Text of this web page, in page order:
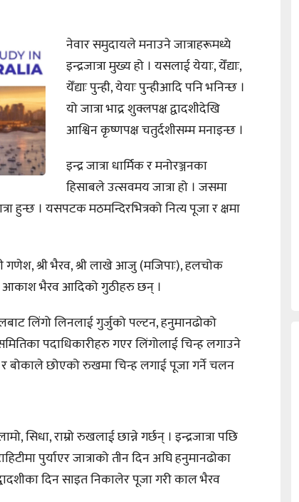
नेवार समुदायले मनाउने जात्राहरूमध्ये
इन्द्रजात्रा मुख्य हो । यसलाई येयाः, येँद्याः,
येँद्याः पुन्ही, येयाः पुन्हीआदि पनि भनिन्छ ।
यो जात्रा भाद्र शुक्लपक्ष द्वादशीदेखि
आश्विन कृष्णपक्ष चतुर्दशीसम्म मनाइन्छ ।
इन्द्र जात्रा धार्मिक र मनोरञ्जनका
हिसाबले उत्सवमय जात्रा हो । जसमा
हुन्छ । यसपटक मठमन्दिरभित्रको नित्य पूजा र क्षमा
गणेश, श्री भैरव, श्री लाखे आजु (मजिपाः), हलचोक
आकाश भैरव आदिको गुठीहरु छन् ।
लिंगो लिनलाई गुर्जुको पल्टन, हनुमानढोको
पदाधिकारीहरु गएर लिंगोलाई चिन्ह लगाउने
बोकाले छोएको रुखमा चिन्ह लगाई पूजा गर्ने चलन
सिधा, राम्रो रुखलाई छान्ने गर्छन् । इन्द्रजात्रा पछि
पुर्याएर जात्राको तीन दिन अघि हनुमानढोका
दिन साइत निकालेर पूजा गरी काल भैरव